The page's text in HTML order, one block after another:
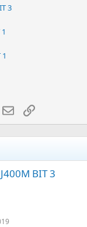
3
EmailEnlace
BIT 3